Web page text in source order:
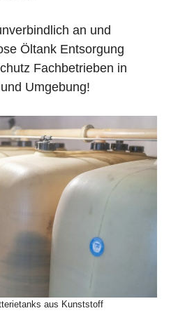
an und
Öltank Entsorgung
Fachbetrieben in
Umgebung!
aus Kunststoff